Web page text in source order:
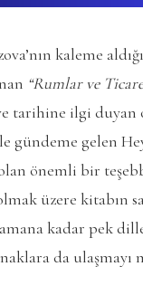
kaleme
“Rumlar ve
tarihine ilgi duyan
gündeme gelen
önemli bir
üzere kitabın
kadar pek
da ulaşmayı